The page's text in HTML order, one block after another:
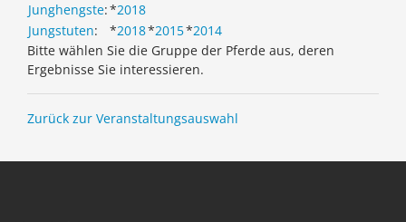
Junghengste:*2018
Jungstuten: *2018*2015*2014
Bitte wählen Sie die Gruppe der Pferde aus, deren
Ergebnisse Sie interessieren.
Zurück zur Veranstaltungsauswahl